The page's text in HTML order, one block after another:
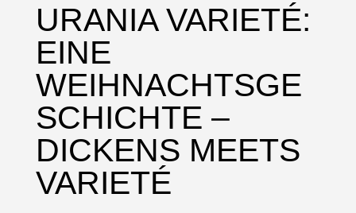
URANIA VARIETÉ:
EINE
WEIHNACHTSGE
SCHICHTE –
DICKENS MEETS
VARIETÉ